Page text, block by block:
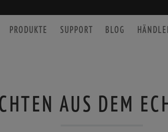
PRODUKTE SUPPORT BLOG
SPEKTIVE ZUBEHÖR
AUS DEM